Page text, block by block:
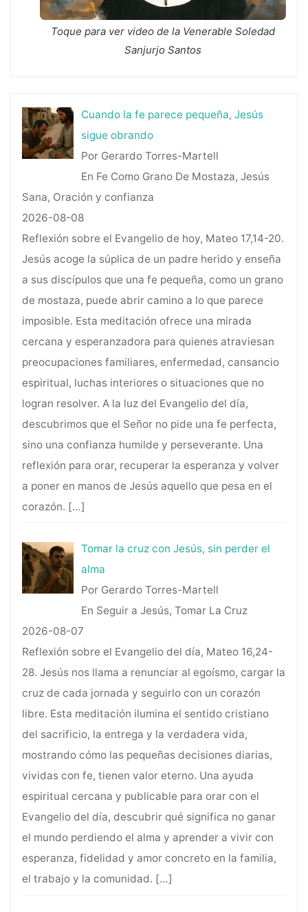
Toque para ver video de la Venerable Soledad
Sanjurjo Santos
Cuando la fe parece pequeña, Jesús
sigue obrando
Por Gerardo Torres-Martell
En Fe Como Grano De Mostaza, Jesús
Sana, Oración y confianza
2026-08-08
Reflexión sobre el Evangelio de hoy, Mateo 17,14-20.
Jesús acoge la súplica de un padre herido y enseña
a sus discípulos que una fe pequeña, como un grano
de mostaza, puede abrir camino a lo que parece
imposible. Esta meditación ofrece una mirada
cercana y esperanzadora para quienes atraviesan
preocupaciones familiares, enfermedad, cansancio
espiritual, luchas interiores o situaciones que no
logran resolver. A la luz del Evangelio del día,
descubrimos que el Señor no pide una fe perfecta,
sino una confianza humilde y perseverante. Una
reflexión para orar, recuperar la esperanza y volver
a poner en manos de Jesús aquello que pesa en el
corazón. […]
Tomar la cruz con Jesús, sin perder el
alma
Por Gerardo Torres-Martell
En Seguir a Jesús, Tomar La Cruz
2026-08-07
Reflexión sobre el Evangelio del día, Mateo 16,24-
28. Jesús nos llama a renunciar al egoísmo, cargar la
cruz de cada jornada y seguirlo con un corazón
libre. Esta meditación ilumina el sentido cristiano
del sacrificio, la entrega y la verdadera vida,
mostrando cómo las pequeñas decisiones diarias,
vividas con fe, tienen valor eterno. Una ayuda
espiritual cercana y publicable para orar con el
Evangelio del día, descubrir qué significa no ganar
el mundo perdiendo el alma y aprender a vivir con
esperanza, fidelidad y amor concreto en la familia,
el trabajo y la comunidad. […]